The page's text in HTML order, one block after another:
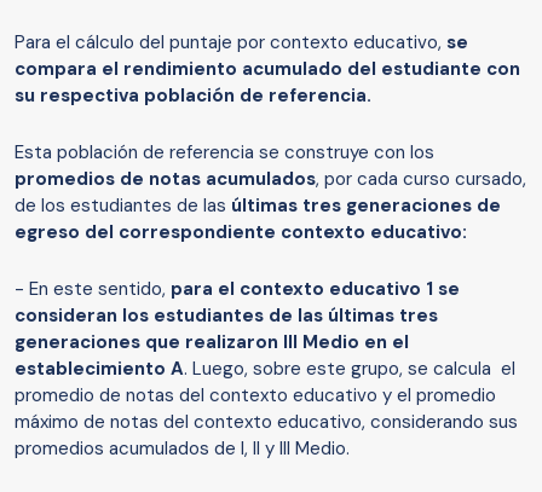
Para el cálculo del puntaje por contexto educativo, se
compara el rendimiento acumulado del estudiante con
su respectiva población de referencia.
Esta población de referencia se construye con los
promedios de notas acumulados, por cada curso cursado,
de los estudiantes de las últimas tres generaciones de
egreso del correspondiente contexto educativo:
- En este sentido, para el contexto educativo 1 se
consideran los estudiantes de las últimas tres
generaciones que realizaron III Medio en el
establecimiento A. Luego, sobre este grupo, se calcula el
promedio de notas del contexto educativo y el promedio
máximo de notas del contexto educativo, considerando sus
promedios acumulados de I, II y III Medio.